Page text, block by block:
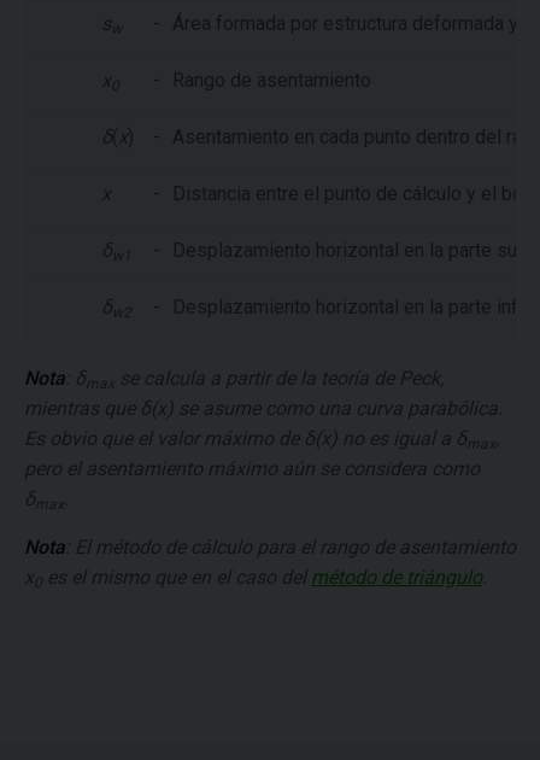
sw - Área formada por estructura deformada y
x - Rango de asentamiento
δ( x ) - Asentamiento en cada punto dentro del
x - Distancia entre el punto de cálculo y el
δw1 - Desplazamiento horizontal en la parte
δw2 - Desplazamiento horizontal en la parte
Nota: δmax se calcula a partir de la teoría de Peck,
mientras que δ(x) se asume como una curva parabólica.
Es obvio que el valor máximo de δ(x) no es igual a δmax
pero el asentamiento máximo aún se considera como
δmax
Nota: El método de cálculo para el rango de asentamiento
x 0 es el mismo que en el caso del método de triángulo.